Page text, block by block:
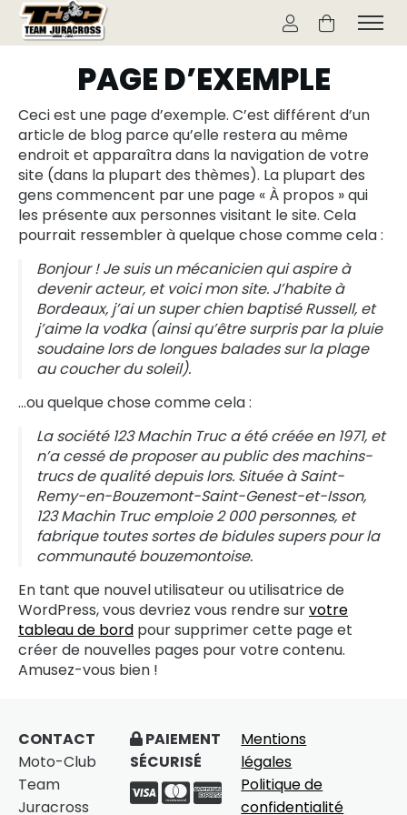
PAGE D’EXEMPLE
Ceci est une page d’exemple. C’est différent d’un
article de blog parce qu’elle restera au même
endroit et apparaîtra dans la navigation de votre
site (dans la plupart des thèmes). La plupart des
gens commencent par une page « À propos » qui
les présente aux personnes visitant le site. Cela
pourrait ressembler à quelque chose comme cela :
Bonjour ! Je suis un mécanicien qui aspire à
devenir acteur, et voici mon site. J’habite à
Bordeaux, j’ai un super chien baptisé Russell, et
j’aime la vodka (ainsi qu’être surpris par la pluie
soudaine lors de longues balades sur la plage
au coucher du soleil).
…ou quelque chose comme cela :
La société 123 Machin Truc a été créée en 1971, et
n’a cessé de proposer au public des machins-
trucs de qualité depuis lors. Située à Saint-
Remy-en-Bouzemont-Saint-Genest-et-Isson,
123 Machin Truc emploie 2 000 personnes, et
fabrique toutes sortes de bidules supers pour la
communauté bouzemontoise.
En tant que nouvel utilisateur ou utilisatrice de
WordPress, vous devriez vous rendre survotre
tableau de bord pour supprimer cette page et
créer de nouvelles pages pour votre contenu.
Amusez-vous bien !
CONTACT
Moto-Club
Team
Juracross
PAIEMENT
SÉCURISÉ
Mentions
légales
Politique de
confidentialité